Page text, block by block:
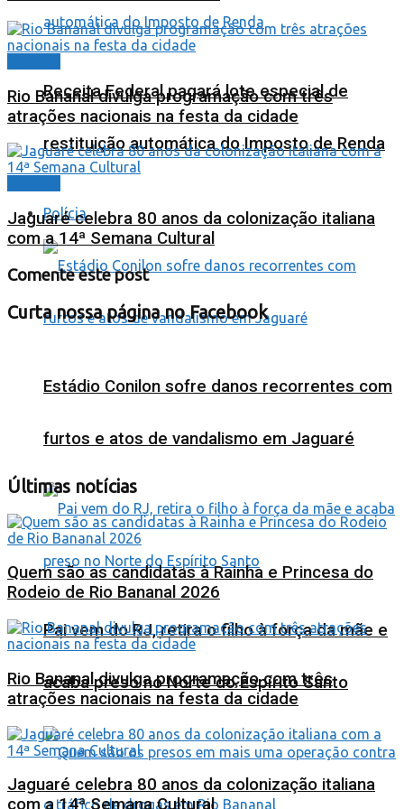
Receita Federal pagará lote especial de
restituição automática do Imposto de Renda
Polícia
Estádio Conilon sofre danos recorrentes com
furtos e atos de vandalismo em Jaguaré
Pai vem do RJ, retira o filho à força da mãe e
acaba preso no Norte do Espírito Santo
Rio Bananal divulga programação com três
atrações nacionais na festa da cidade
Jaguaré celebra 80 anos da colonização italiana
com a 14ª Semana Cultural
Comente este post
Curta nossa página no Facebook
Últimas notícias
Quem são as candidatas à Rainha e Princesa do
Rodeio de Rio Bananal 2026
Rio Bananal divulga programação com três
atrações nacionais na festa da cidade
Jaguaré celebra 80 anos da colonização italiana
com a 14ª Semana Cultural